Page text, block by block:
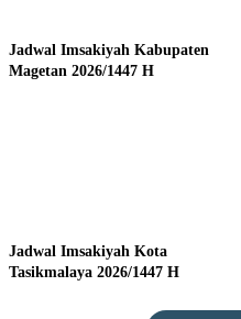
Jadwal Imsakiyah Kabupaten
Magetan 2026/1447 H
Jadwal Imsakiyah Kota
Tasikmalaya 2026/1447 H